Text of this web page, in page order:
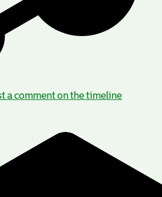
a comment on the timeline